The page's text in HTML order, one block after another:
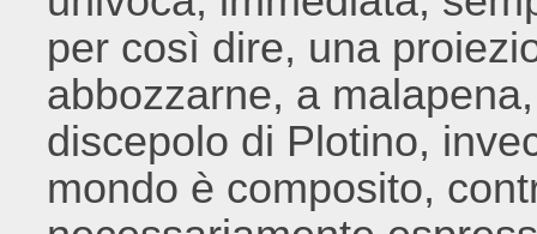
per così dire, una
abbozzarne, a
discepolo di Plotino,
mondo è composito,